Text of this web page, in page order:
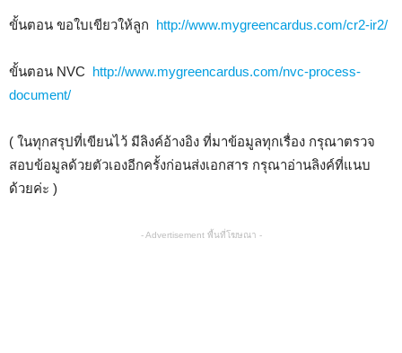
ขั้นตอน ขอใบเขียวให้ลูก http://www.mygreencardus.com/cr2-ir2/
ขั้นตอน NVC http://www.mygreencardus.com/nvc-process-
document/
( ในทุกสรุปที่เขียนไว้ มีลิงค์อ้างอิง ที่มาข้อมูลทุกเรื่อง กรุณาตรวจ
สอบข้อมูลด้วยตัวเองอีกครั้งก่อนส่งเอกสาร กรุณาอ่านลิงค์ที่แนบ
ด้วยค่ะ )
- Advertisement พื้นที่โฆษณา -